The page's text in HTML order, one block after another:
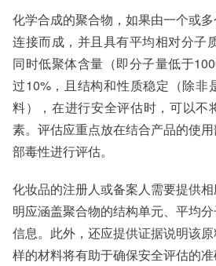
化学合成的聚合物，如果由一个或
连接而成，并且具有平均相对分子
同时低聚体含量（即分子量低于
过10%，且结构和性质稳定（除非
料），在进行安全评估时，可以不
素。评估应重点放在结合产品的使
部毒性进行评估。
化妆品的注册人或备案人需要提供
明应涵盖聚合物的结构单元、平均
信息。此外，还应提供证据说明该
样的材料将有助于确保安全评估的准